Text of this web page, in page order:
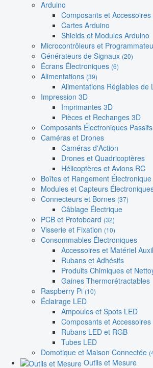
Arduino
Composants et Accessoires
Cartes Arduino
Shields et Modules Arduino
Microcontrôleurs et
Générateurs de Signaux (20)
Écrans Électroniques (6)
Alimentations (39)
Alimentations Réglables de
Impression 3D
Imprimantes 3D
Pièces et Rechanges 3D
Composants Électroniques Passifs
Caméras et Drones
Caméras d'Action
Drones et Quadricoptères
Hélicoptères et Avions RC
Boîtes et Rangement Électronique
Modules et Capteurs
Connecteurs et Bornes (37)
Câblage Électrique
PCB et Protoboard (32)
Visserie et Fixation (10)
Consommables Électroniques
Accessoires et Matériel
Rubans et Adhésifs
Produits Chimiques et
Gaines Thermorétractables
Raspberry Pi (10)
Éclairage LED
Ampoules et Spots LED
Composants et Accessoires
Rubans LED et RGB
Tubes LED
Domotique et Maison Connectée
Outils et Mesure